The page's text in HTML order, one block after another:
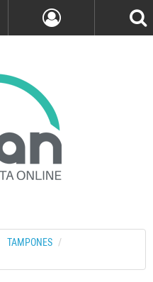
TAMPONES